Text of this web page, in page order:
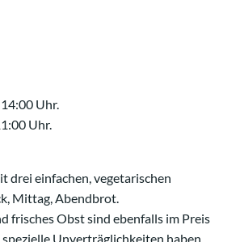
Uhr.
Uhr.
drei einfachen, vegetarischen
Mittag, Abendbrot.
frisches Obst sind ebenfalls im Preis
Unverträglichkeiten haben,